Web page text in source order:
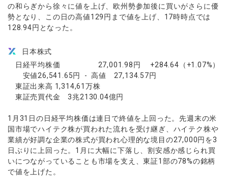
の和らぎから徐々に値を上げ、欧州勢参加後に買いがさらに優
勢となり、この日の高値129円まで値を上げ、17時時点では
128.94円となった。
日本株式
日経平均株価 27,001.98円 +284.64（+1.07%）
安値26,541.65円 - 高値 27,134.57円
東証出来高 1,314,61万株
東証売買代金 3兆2130.04億円
1月31日の日経平均株価は連日で終値を上回った。先週末の米
国市場でハイテク株が買われた流れを受け継ぎ、ハイテク株や
業績が好調な企業の株式が買われ心理的な境目の27,000円を3
日ぶりに上回った。1月に大幅に下落し、割安感か感じられ買
いにつながっていることも市場を支え、東証1部の78%の銘柄
で値を上げた。